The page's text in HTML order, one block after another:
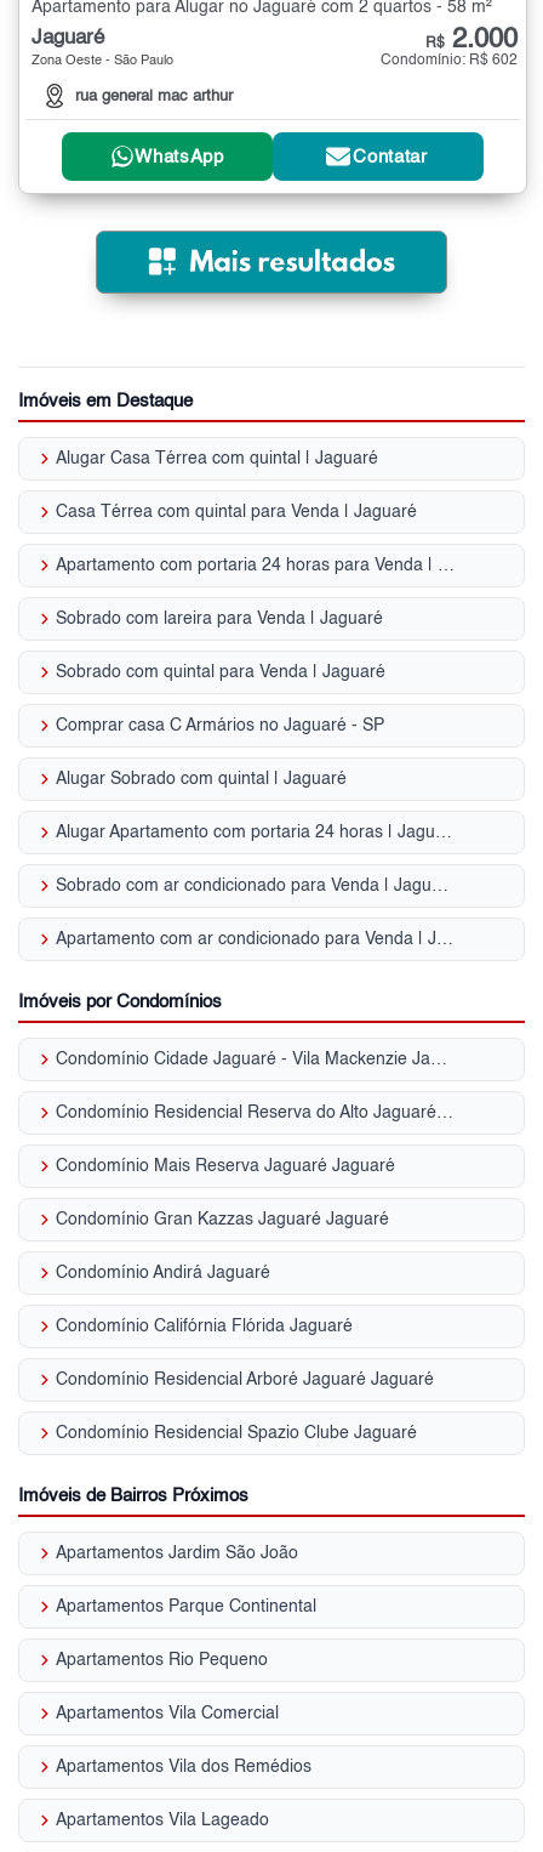
Apartamento para Alugar no Jaguaré com 2 quartos - 58 m²
Jaguaré
Zona Oeste - São Paulo
rua general mac arthur
R$ 2.000
Condomínio: R$ 602
WhatsApp Contatar
Imóveis em Destaque
keyboard_arrow_right Alugar Casa Térrea com quintal | Jaguaré
keyboard_arrow_right Casa Térrea com quintal para Venda | Jaguaré
keyboard_arrow_right Apartamento com portaria 24 horas para Venda | Jaguaré
keyboard_arrow_right Sobrado com lareira para Venda | Jaguaré
keyboard_arrow_right Sobrado com quintal para Venda | Jaguaré
keyboard_arrow_right Comprar casa C Armários no Jaguaré - SP
keyboard_arrow_right Alugar Sobrado com quintal | Jaguaré
keyboard_arrow_right Alugar Apartamento com portaria 24 horas | Jaguaré
keyboard_arrow_right Sobrado com ar condicionado para Venda | Jaguaré
keyboard_arrow_right Apartamento com ar condicionado para Venda | Jaguaré
Imóveis por Condomínios
keyboard_arrow_right Condomínio Cidade Jaguaré - Vila Mackenzie Jaguaré
keyboard_arrow_right Condomínio Residencial Reserva do Alto Jaguaré Jaguaré
keyboard_arrow_right Condomínio Mais Reserva Jaguaré Jaguaré
keyboard_arrow_right Condomínio Gran Kazzas Jaguaré Jaguaré
keyboard_arrow_right Condomínio Andirá Jaguaré
keyboard_arrow_right Condomínio Califórnia Flórida Jaguaré
keyboard_arrow_right Condomínio Residencial Arboré Jaguaré Jaguaré
keyboard_arrow_right Condomínio Residencial Spazio Clube Jaguaré
Imóveis de Bairros Próximos
keyboard_arrow_right Apartamentos Jardim São João
keyboard_arrow_right Apartamentos Parque Continental
keyboard_arrow_right Apartamentos Rio Pequeno
keyboard_arrow_right Apartamentos Vila Comercial
keyboard_arrow_right Apartamentos Vila dos Remédios
keyboard_arrow_right Apartamentos Vila Lageado